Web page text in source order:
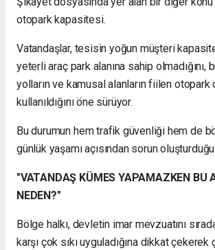
otopark kapasitesi.
Vatandaşlar, tesisin yoğun müşteri
yeterli araç park alanına sahip olmadığını,
yolların ve kamusal alanların fiilen otopark
kullanıldığını öne sürüyor.
Bu durumun hem trafik güvenliği hem de
günlük yaşamı açısından sorun
"VATANDAŞ KÜMES YAPAMAZKEN BU
NEDEN?"
Bölge halkı, devletin imar mevzuatını
karşı çok sıkı uyguladığına dikkat